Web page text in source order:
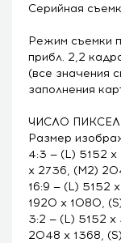
Серийная
Режим съемки
прибл. 2,2
(все значения
заполнения
ЧИСЛО
Размер
4:3 — (L) 5152
x 2736, (M2)
16:9 — (L) 5152
1920 x 1080,
3:2 — (L) 5152
2048 x 1368,